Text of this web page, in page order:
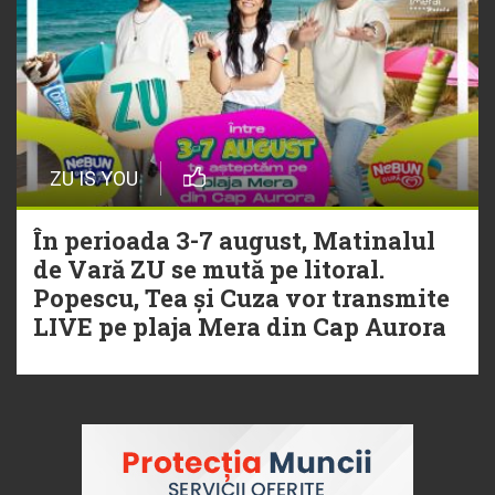
ZU IS YOU
În perioada 3-7 august, Matinalul
de Vară ZU se mută pe litoral.
Popescu, Tea și Cuza vor transmite
LIVE pe plaja Mera din Cap Aurora